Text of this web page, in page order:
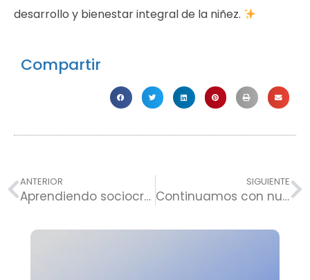
desarrollo y bienestar integral de la niñez.
Compartir
ANTERIOR
Aprendiendo sociocracia en la Escuela de Padres
SIGUIENTE
Continuamos con nuestra Escuela de Liderazgo Familiar